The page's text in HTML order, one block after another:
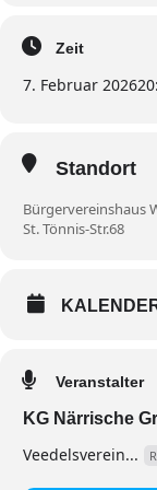
Zeit
7. Februar 2026
Standort
Bürgervereinshaus
St. Tönnis-Str.68
Veranstalter
KG Närrische
Veedelsverein...